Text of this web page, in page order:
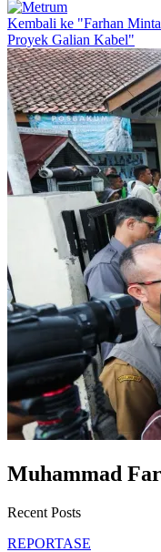
Kembali ke "Farhan
Proyek Galian Kabel"
Muhammad
Recent Posts
REPORTASE